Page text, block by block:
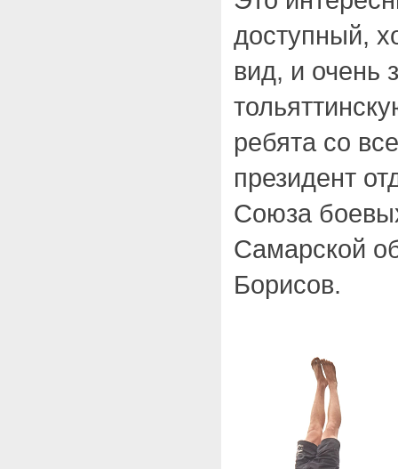
доступный,
вид, и очень
ребята со
президент
Союза
Самарской
Борисов.